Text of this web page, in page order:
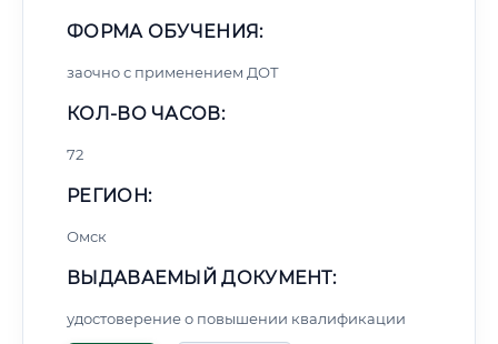
ФОРМА ОБУЧЕНИЯ:
заочно с применением ДОТ
КОЛ-ВО ЧАСОВ:
72
РЕГИОН:
Омск
ВЫДАВАЕМЫЙ ДОКУМЕНТ:
удостоверение о повышении квалификации